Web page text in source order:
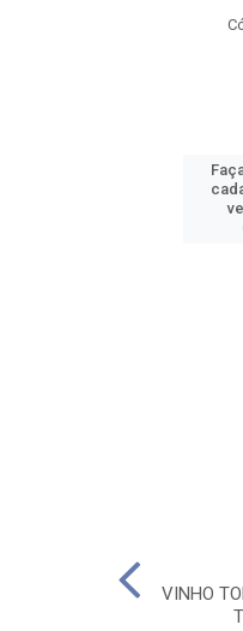
VINHO